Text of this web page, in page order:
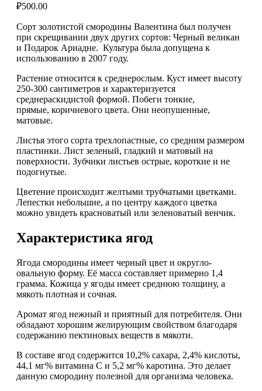
₽500.00
Сорт золотистой смородины Валентина был получен
при скрещивании двух других сортов: Черный великан
и Подарок Ариадне. Культура была допущена к
использованию в 2007 году.
Растение относится к среднерослым. Куст имеет высоту
250-300 сантиметров и характеризуется
среднераскидистой формой. Побеги тонкие,
прямые, коричневого цвета. Они неопушенные,
матовые.
Листья этого сорта трехлопастные, со средним размером
пластинки. Лист зеленый, гладкий и матовый на
поверхности. Зубчики листьев острые, короткие и не
подогнутые.
Цветение происходит желтыми трубчатыми цветками.
Лепестки небольшие, а по центру каждого цветка
можно увидеть красноватый или зеленоватый венчик.
Характеристика ягод
Ягода смородины имеет черный цвет и округло-
овальную форму. Её масса составляет примерно 1,4
грамма. Кожица у ягоды имеет среднюю толщину, а
мякоть плотная и сочная.
Аромат ягод нежный и приятный для потребителя. Они
обладают хорошим желирующим свойством благодаря
содержанию пектиновых веществ в мякоти.
В составе ягод содержится 10,2% сахара, 2,4% кислоты,
44,1 мг% витамина С и 5,2 мг% каротина. Это делает
данную смородину полезной для организма человека.